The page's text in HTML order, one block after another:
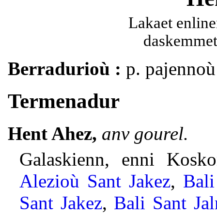
Lakaet
Berradurioù : p.
Termenadur
Hent Ahez, anv gourel.
Galaskienn, enni
Alezioù Sant Jakez,
Sant Jakez, Bali Sant